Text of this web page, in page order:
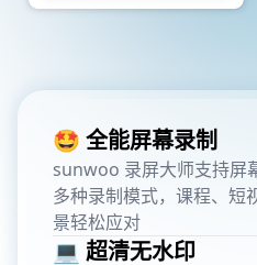
🤩 全能屏幕录制
sunwoo 录屏大师支持屏
多种录制模式，课程、短
景轻松应对
💻 超清无水印